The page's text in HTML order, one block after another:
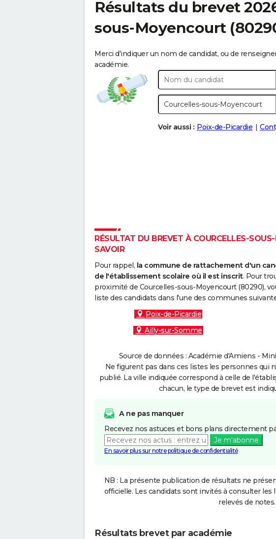
Résultats du brevet
sous-Moyencourt
Merci d'indiquer un nom de candidat, ou de
académie.
Voir aussi : Poix-de-Picardie
RÉSULTAT DU BREVET À COURCELLES-
SAVOIR
Pour rappel, la commune de rattachement d'un
de l'établissement scolaire où il est inscrit. Pour
proximité de Courcelles-sous-Moyencourt (80290),
liste des candidats dans l'une des communes
Poix-de-Picardie
Ailly-sur-Somme
Source de données : Académie d'Amiens -
Ne figurent pas dans ces listes les personnes qui
publié. La ville indiquée correspond à celle de
chacun, le type de brevet est
A ne pas manquer
Recevez nos astuces et bons plans directement
Je m'abonne
En savoir plus sur notre politique de confidentialité
NB : La présente publication de résultats ne
officielle. Les candidats sont invités à consulter les
relevés de notes.
Résultats brevet par académie